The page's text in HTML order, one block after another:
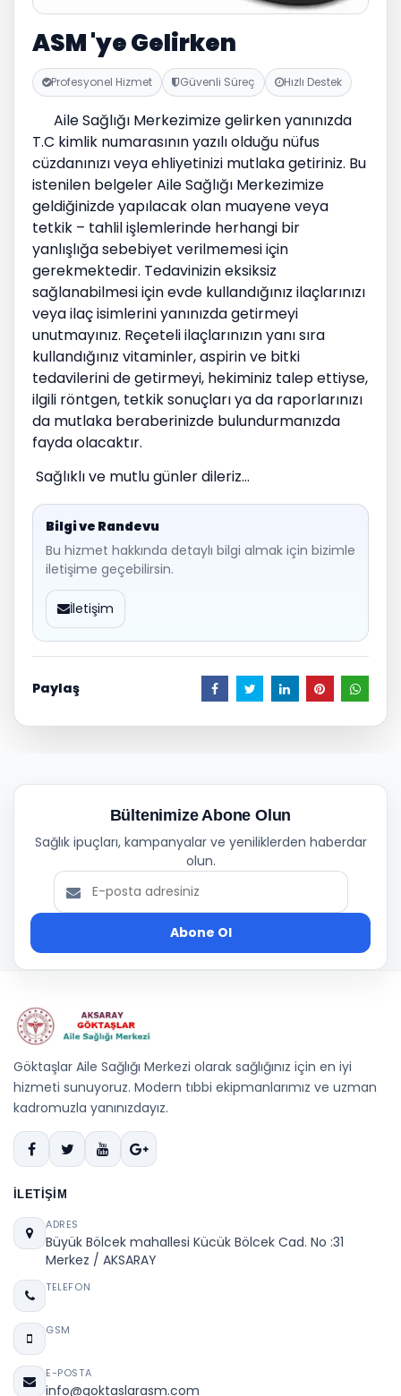
ASM 'ye Gelirken
Profesyonel Hizmet Güvenli Süreç Hızlı Destek
Aile Sağlığı Merkezimize gelirken yanınızda
T.C kimlik numarasının yazılı olduğu nüfus
cüzdanınızı veya ehliyetinizi mutlaka getiriniz. Bu
istenilen belgeler Aile Sağlığı Merkezimize
geldiğinizde yapılacak olan muayene veya
tetkik – tahlil işlemlerinde herhangi bir
yanlışlığa sebebiyet verilmemesi için
gerekmektedir. Tedavinizin eksiksiz
sağlanabilmesi için evde kullandığınız ilaçlarınızı
veya ilaç isimlerini yanınızda getirmeyi
unutmayınız. Reçeteli ilaçlarınızın yanı sıra
kullandığınız vitaminler, aspirin ve bitki
tedavilerini de getirmeyi, hekiminiz talep ettiyse,
ilgili röntgen, tetkik sonuçları ya da raporlarınızı
da mutlaka beraberinizde bulundurmanızda
fayda olacaktır.
Sağlıklı ve mutlu günler dileriz…
Bilgi ve Randevu
Bu hizmet hakkında detaylı bilgi almak için bizimle
iletişime geçebilirsin.
İletişim
Paylaş
Bültenimize Abone Olun
Sağlık ipuçları, kampanyalar ve yeniliklerden haberdar
olun.
Abone Ol
Göktaşlar Aile Sağlığı Merkezi olarak sağlığınız için en iyi
hizmeti sunuyoruz. Modern tıbbi ekipmanlarımız ve uzman
kadromuzla yanınızdayız.
İLETIŞIM
ADRES
Büyük Bölcek mahallesi Kücük Bölcek Cad. No :31
Merkez / AKSARAY
TELEFON
GSM
E-POSTA
info@goktaslarasm.com